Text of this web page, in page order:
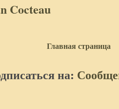
Cocteau
Главная страница
на: